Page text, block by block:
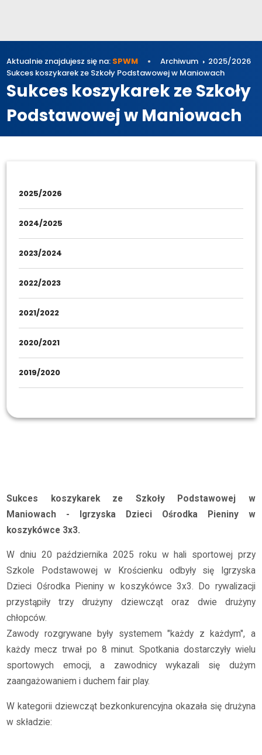
Aktualnie znajdujesz się na: SPWM Archiwum
2025/2026
Sukces koszykarek ze Szkoły Podstawowej w Maniowach
Sukces koszykarek ze Szkoły
Podstawowej w Maniowach
2025/2026
2024/2025
2023/2024
2022/2023
2021/2022
2020/2021
2019/2020
Sukces koszykarek ze Szkoły Podstawowej w
Maniowach - Igrzyska Dzieci Ośrodka Pieniny w
koszykówce 3x3.
W dniu 20 października 2025 roku w hali sportowej przy
Szkole Podstawowej w Krościenku odbyły się Igrzyska
Dzieci Ośrodka Pieniny w koszykówce 3x3. Do rywalizacji
przystąpiły trzy drużyny dziewcząt oraz dwie drużyny
chłopców.
Zawody rozgrywane były systemem "każdy z każdym", a
każdy mecz trwał po 8 minut. Spotkania dostarczyły wielu
sportowych emocji, a zawodnicy wykazali się dużym
zaangażowaniem i duchem fair play.
W kategorii dziewcząt bezkonkurencyjna okazała się drużyna
w składzie: